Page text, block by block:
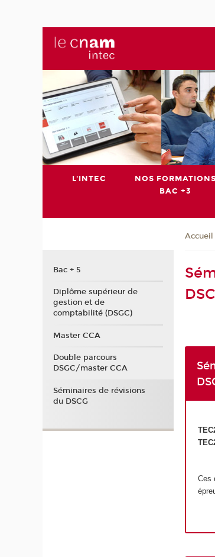
L'INTEC
NOS FORMATIONS
BAC +3
Accueil
Ces
Bac + 5
Diplôme supérieur de
gestion et de
comptabilité (DSGC)
Master CCA
Double parcours
DSGC/master CCA
Séminaires de révisions
du DSCG